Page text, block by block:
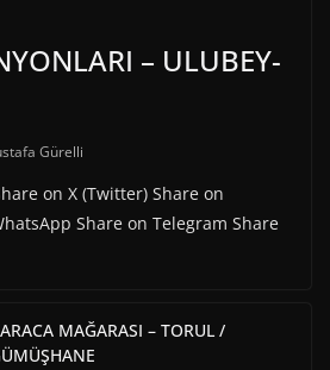
– ULUBEY-
Gürelli
on X (Twitter) Share on
Share on Telegram Share
MAĞARASI – TORUL /